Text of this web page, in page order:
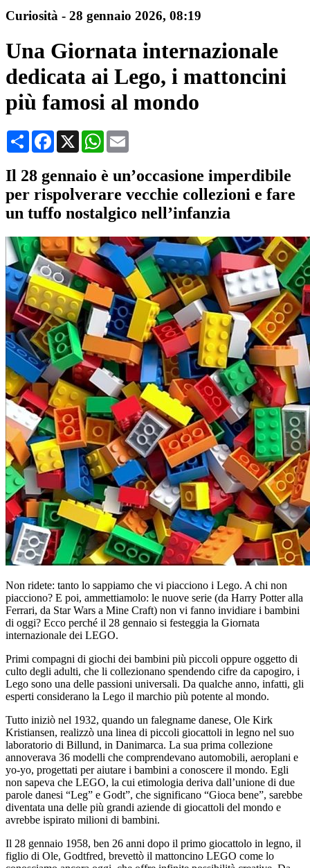
Curiosità - 28 gennaio 2026, 08:19
Una Giornata internazionale
dedicata ai Lego, i mattoncini
più famosi al mondo
CondividiFacebook
X WhatsApp
Il 28 gennaio è un’occasione imperdibile
per rispolverare vecchie collezioni e fare
un tuffo nostalgico nell’infanzia
Non ridete: tanto lo sappiamo che vi piacciono i Lego. A chi non
piacciono? E poi, ammettiamolo: le nuove serie (da Harry Potter alla
Ferrari, da Star Wars a Mine Craft) non vi fanno invidiare i bambini
di oggi? Ecco perché il 28 gennaio si festeggia la Giornata
internazionale dei LEGO.
Primi compagni di giochi dei bambini più piccoli oppure oggetto di
culto degli adulti, che li collezionano spendendo cifre da capogiro, i
Lego sono una delle passioni universali. Da qualche anno, infatti, gli
esperti considerano la Lego il marchio più potente al mondo.
Tutto iniziò nel 1932, quando un falegname danese, Ole Kirk
Kristiansen, realizzò una linea di piccoli giocattoli in legno nel suo
laboratorio di Billund, in Danimarca. La sua prima collezione
annoverava 36 modelli che comprendevano automobili, aeroplani e
yo-yo, progettati per aiutare i bambini a conoscere il mondo. Egli
non sapeva che LEGO, la cui etimologia deriva dall’unione di due
parole danesi “Leg” e Godt”, che significano “Gioca bene”, sarebbe
diventata una delle più grandi aziende di giocattoli del mondo e
avrebbe ispirato milioni di bambini.
Il 28 gennaio 1958, ben 26 anni dopo il primo giocattolo in legno, il
figlio di Ole, Godtfred, brevettò il mattoncino LEGO come lo